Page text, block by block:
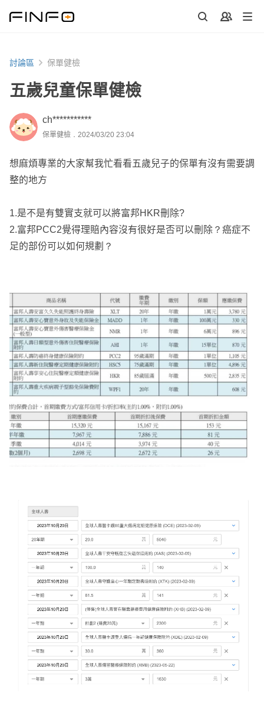
討論區 保單健檢
五歲兒童保單健檢
ch***********
保單健檢．2024/03/20 23:04
想麻煩專業的大家幫我忙看看五歲兒子的保單有沒有需要調
整的地方
1.是不是有雙實支就可以將富邦HKR刪除?
2.富邦PCC2覺得理賠內容沒有很好是否可以刪除？癌症不
足的部份可以如何規劃？